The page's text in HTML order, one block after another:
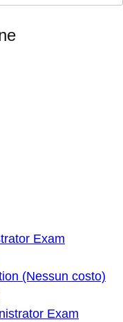
Exam
(Nessun costo)
Exam